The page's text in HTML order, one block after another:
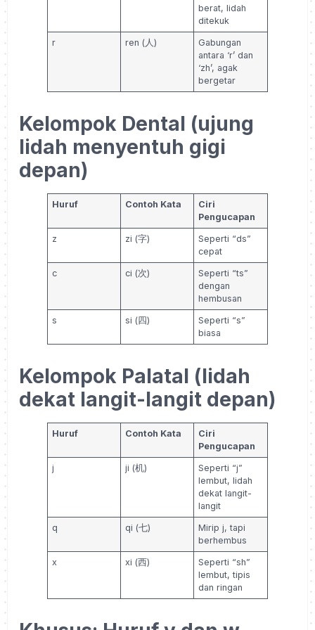
berat, lidah
ditekuk
r ren (人)
Gabungan
antara ‘r’ dan
‘zh’, agak
bergetar
Kelompok Dental (ujung
lidah menyentuh gigi
depan)
Huruf Contoh Kata
Ciri
Pengucapan
z zi (字)
Seperti “ds”
cepat
c ci (次)
Seperti “ts”
dengan
hembusan
s si (四)
Seperti “s”
biasa
Kelompok Palatal (lidah
dekat langit-langit depan)
Huruf Contoh Kata
Ciri
Pengucapan
j ji (机)
Seperti “j”
lembut, lidah
dekat langit-
langit
q qi (七)
Mirip j, tapi
berhembus
x xi (西)
Seperti “sh”
lembut, tipis
dan ringan